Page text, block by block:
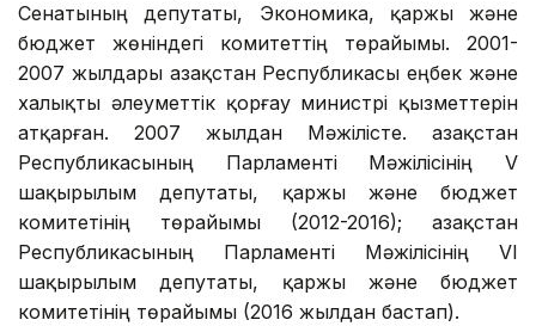
Сенатының депутаты, Экономика, қаржы және
бюджет жөніндегі комитеттің төрайымы. 2001-
2007 жылдары Қазақстан Республикасы еңбек және
халықты әлеуметтік қорғау министрі қызметтерін
атқарған. 2007 жылдан Мәжілісте. Қазақстан
Республикасының Парламенті Мәжілісінің V
шақырылым депутаты, қаржы және бюджет
комитетінің төрайымы (2012-2016); Қазақстан
Республикасының Парламенті Мәжілісінің VI
шақырылым депутаты, қаржы және бюджет
комитетінің төрайымы (2016 жылдан бастап).